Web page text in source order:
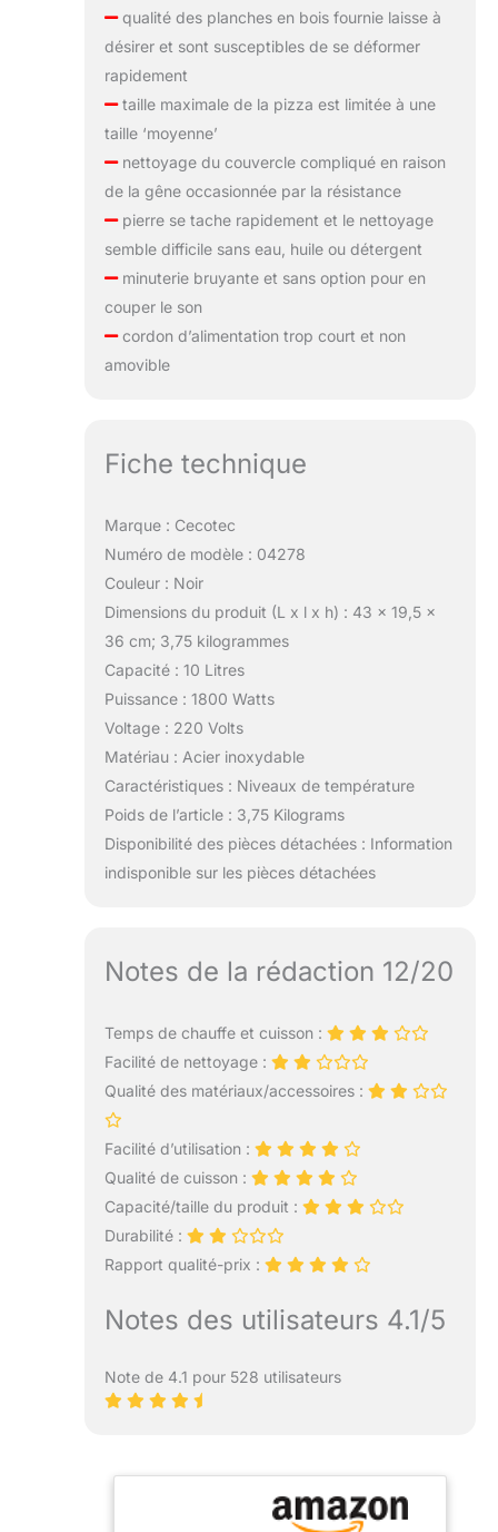
qualité des planches en bois fournie laisse à
désirer et sont susceptibles de se déformer
rapidement
taille maximale de la pizza est limitée à une
taille ‘moyenne’
nettoyage du couvercle compliqué en raison
de la gêne occasionnée par la résistance
pierre se tache rapidement et le nettoyage
semble difficile sans eau, huile ou détergent
minuterie bruyante et sans option pour en
couper le son
cordon d’alimentation trop court et non
amovible
Fiche technique
Marque : Cecotec
Numéro de modèle : 04278
Couleur : Noir
Dimensions du produit (L x l x h) : 43 x 19,5 x
36 cm; 3,75 kilogrammes
Capacité : 10 Litres
Puissance : 1800 Watts
Voltage : 220 Volts
Matériau : Acier inoxydable
Caractéristiques : Niveaux de température
Poids de l’article : 3,75 Kilograms
Disponibilité des pièces détachées : Information
indisponible sur les pièces détachées
Notes de la rédaction 12/20
Temps de chauffe et cuisson :
Facilité de nettoyage :
Qualité des matériaux/accessoires :
Facilité d’utilisation :
Qualité de cuisson :
Capacité/taille du produit :
Durabilité :
Rapport qualité-prix :
Notes des utilisateurs 4.1/5
Note de 4.1 pour 528 utilisateurs